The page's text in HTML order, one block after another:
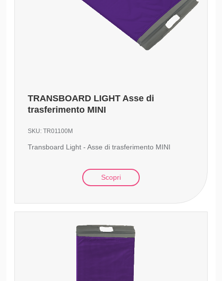
TRANSBOARD LIGHT Asse di
trasferimento MINI
SKU:TR01100M
Transboard Light - Asse di trasferimento MINI
Scopri